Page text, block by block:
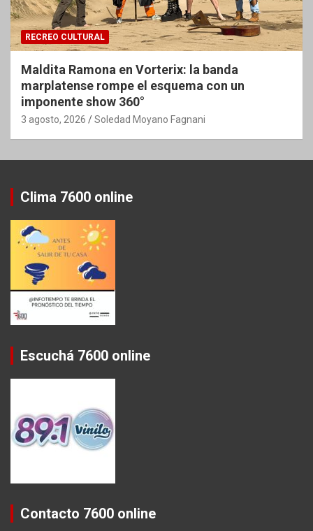
RECREO CULTURAL
Maldita Ramona en Vorterix: la banda
marplatense rompe el esquema con un
imponente show 360°
3 agosto, 2026 Soledad Moyano Fagnani
Clima 7600 online
Escuchá 7600 online
Contacto 7600 online